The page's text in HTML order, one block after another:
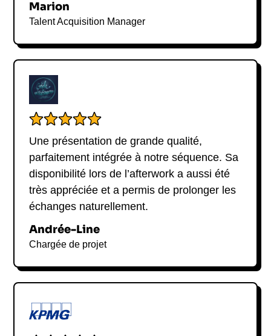
entreprise, lors de vos
managériales, événements RH ou soirées
Pour toutedemande de contact avec Karim
vous fournirons toutes les informations utiles :
disponibilités, conditions techniques, formats
d’intervention et budget
Karim Duval contact – conférence, humour en
entreprise, transformation, quête de sens,
génération Y, reconversion, innovation, soft
skills, culture d’entreprise, décalé, management
: une approche originale et salutaire pour vos
événements pros.
Marion
Talent Acquisition Manager
Une présentation de grande qualité,
parfaitement intégrée à notre séquence. Sa
disponibilité lors de l’afterwork a aussi été
très appréciée et a permis de prolonger les
échanges naturellement.
Andrée-Line
Chargée de projet